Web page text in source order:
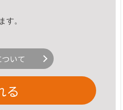
す。
いて
る